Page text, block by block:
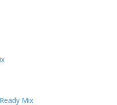
Mix